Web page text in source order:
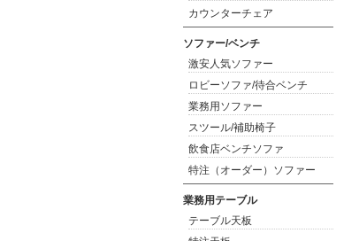
カウンターチェア
ソファー/ベンチ
激安人気ソファー
ロビーソファ/待合ベンチ
業務用ソファー
スツール/補助椅子
飲食店ベンチソファ
特注（オーダー）ソファー
業務用テーブル
テーブル天板